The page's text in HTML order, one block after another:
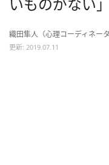
織田隼人（心理コーディネータ
更新: 2019.07.11